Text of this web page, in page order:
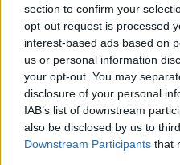
section to confirm your
opt-out request is processed
interest-based ads based on
us or personal information
your opt-out. You may
disclosure of your personal
IAB’s list of downstream
also be disclosed by us to
Downstream Participants that